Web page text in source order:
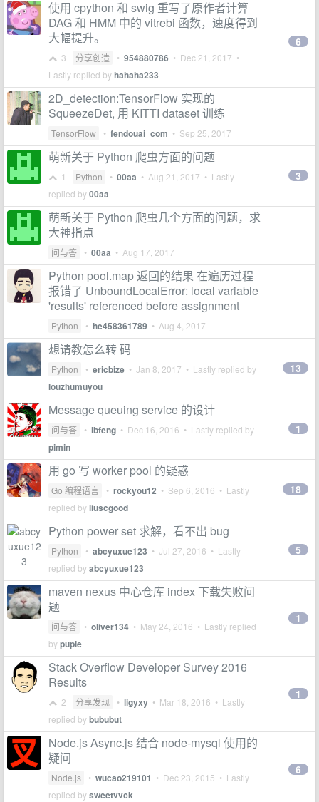
使用 cpython 和 swig 重写了原作者计算
DAG 和 HMM 中的 vitrebi 函数，速度得到
大幅提升。
3 分享创造 • 954880786 • Dec 21, 2017 •
Lastly replied byhahaha233
6
2D_detection:TensorFlow 实现的
SqueezeDet, 用 KITTI dataset 训练
TensorFlow • fendouai_com • Sep 25, 2017
萌新关于 Python 爬虫方面的问题
1 Python • 00aa • Aug 21, 2017 • Lastly
replied by00aa
3
萌新关于 Python 爬虫几个方面的问题，求
大神指点
问与答 • 00aa • Aug 17, 2017
Python pool.map 返回的结果 在遍历过程
报错了 UnboundLocalError: local variable
'results' referenced before assignment
Python • he458361789 • Aug 4, 2017
想请教怎么转 码
Python • ericbize • Jan 8, 2017 • Lastly replied by
louzhumuyou
13
Message queuing service 的设计
问与答 • lbfeng • Dec 16, 2016 • Lastly replied by
pimin
1
用 go 写 worker pool 的疑惑
Go 编程语言 • rockyou12 • Sep 6, 2016 • Lastly
replied byliuscgood
18
Python power set 求解，看不出 bug
Python • abcyuxue123 • Jul 27, 2016 • Lastly
replied byabcyuxue123
5
maven nexus 中心仓库 index 下载失败问
题
问与答 • oliver134 • May 24, 2016 • Lastly replied
bypupie
1
Stack Overflow Developer Survey 2016
Results
2 分享发现 • ligyxy • Mar 18, 2016 • Lastly
replied bybububut
1
Node.js Async.js 结合 node-mysql 使用的
疑问
Node.js • wucao219101 • Dec 23, 2015 • Lastly
replied bysweetvvck
6